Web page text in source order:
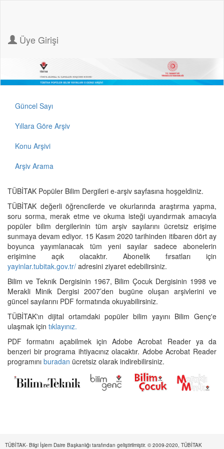
Üye Girişi
Güncel Sayı
Yıllara Göre Arşiv
Konu Arşivi
Arşiv Arama
TÜBİTAK Popüler Bilim Dergileri e-arşiv sayfasına hoşgeldiniz.
TÜBİTAK değerli öğrencilerde ve okurlarında araştırma yapma,
soru sorma, merak etme ve okuma isteği uyandırmak amacıyla
popüler bilim dergilerinin tüm arşiv sayılarını ücretsiz erişime
sunmaya devam ediyor. 15 Kasım 2020 tarihinden itibaren dört ay
boyunca yayımlanacak tüm yeni sayılar sadece abonelerin
erişimine açık olacaktır. Abonelik fırsatları için
yayinlar.tubitak.gov.tr/ adresini ziyaret edebilirsiniz.
Bilim ve Teknik Dergisinin 1967, Bilim Çocuk Dergisinin 1998 ve
Merakli Minik Dergisi 2007’den bugüne oluşan arşivlerini ve
güncel sayılarını PDF formatında okuyabilirsiniz.
TÜBİTAK'ın dijital ortamdaki popüler bilim yayını Bilim Genç'e
ulaşmak için tıklayınız.
PDF formatını açabilmek için Adobe Acrobat Reader ya da
benzeri bir programa ihtiyacınız olacaktır. Adobe Acrobat Reader
programını buradan ücretsiz olarak indirebilirsiniz.
TÜBİTAK- Bilgi İşlem Daire Başkanlığı tarafından geliştirilmiştir. © 2009-2020, TÜBİTAK